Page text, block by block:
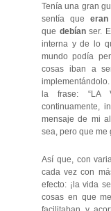
Tenía una gran
sentía que eran
que debíanser.
interna y de lo
mundo podía
cosas iban a
la frase: “LA
continuamente,
mensaje de mi
sea, pero que me
Así que, con
cada vez con
efecto: ¡la vida
cosas en que